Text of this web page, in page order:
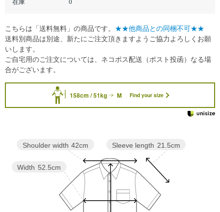
在庫 0
158cm / 51kg M Find your size
Sleeve length 21.5cm
Width 52.5cm
Shoulder width 42cm
こちらは「送料無料」の商品です。 ★★他商品との同梱不可★★
送料別商品は別途、新たにご注文頂きますようご協力よろしくお願
いします。
ご自宅用のご注文については、ネコポス配送（ポスト投函）なる場
合がございます。